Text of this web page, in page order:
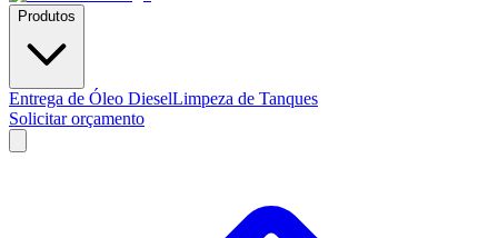
Produtos
Entrega de Óleo DieselLimpeza de Tanques
Solicitar orçamento